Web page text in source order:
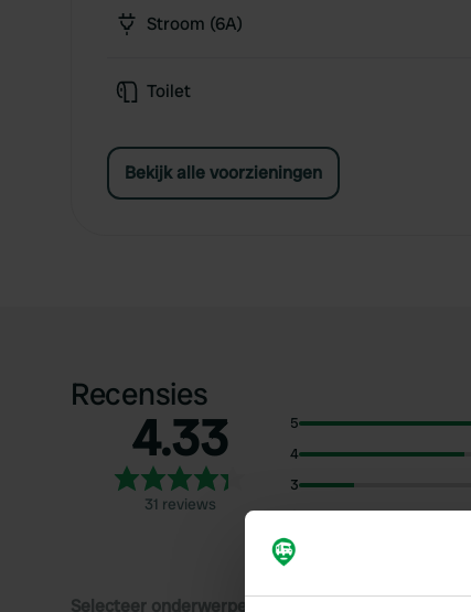
Stroom (6A)
Toilet
Bekijk alle voorzieningen
Recensies
4.33
31 reviews
5
4
3
2
1
Selecteer onderwerpen om recensies over te lezen: